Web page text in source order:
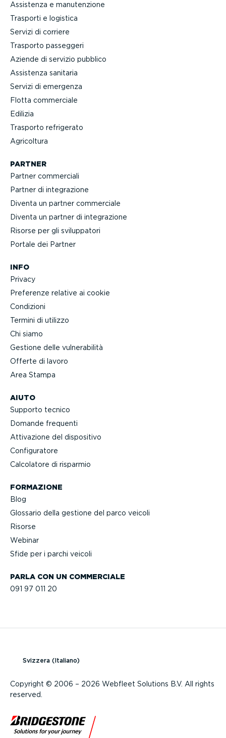
Assistenza e manuten­zione
Trasporti e logistica
Servizi di corriere
Trasporto passeggeri
Aziende di servizio pubblico
Assistenza sanitaria
Servizi di emergenza
Flotta commerciale
Edilizia
Trasporto refrigerato
Agricoltura
PARLA CON UN COMMERCIALE
091 97 011 20
AIUTO
Supporto tecnico
Domande frequenti
Attivazione del dispositivo
Confi­gu­ratore
Calcolatore di risparmio
FORMAZIONE
Blog
Glossario della gestione del parco veicoli
Risorse
Webinar
Sfide per i parchi veicoli
PARTNER
Partner commerciali
Partner di integra­zione
Diventa un partner commerciale
Diventa un partner di integra­zione
Risorse per gli svilup­patori
Portale dei Partner
INFO
Privacy
Preferenze relative ai cookie
Condizioni
Termini di utilizzo
Chi siamo
Gestione delle vulne­ra­bilità
Offerte di lavoro
Area Stampa
Copyright © 2006 – 2026 Webfleet Solutions B.V. All rights
reserved.
Svizzera (Italiano)